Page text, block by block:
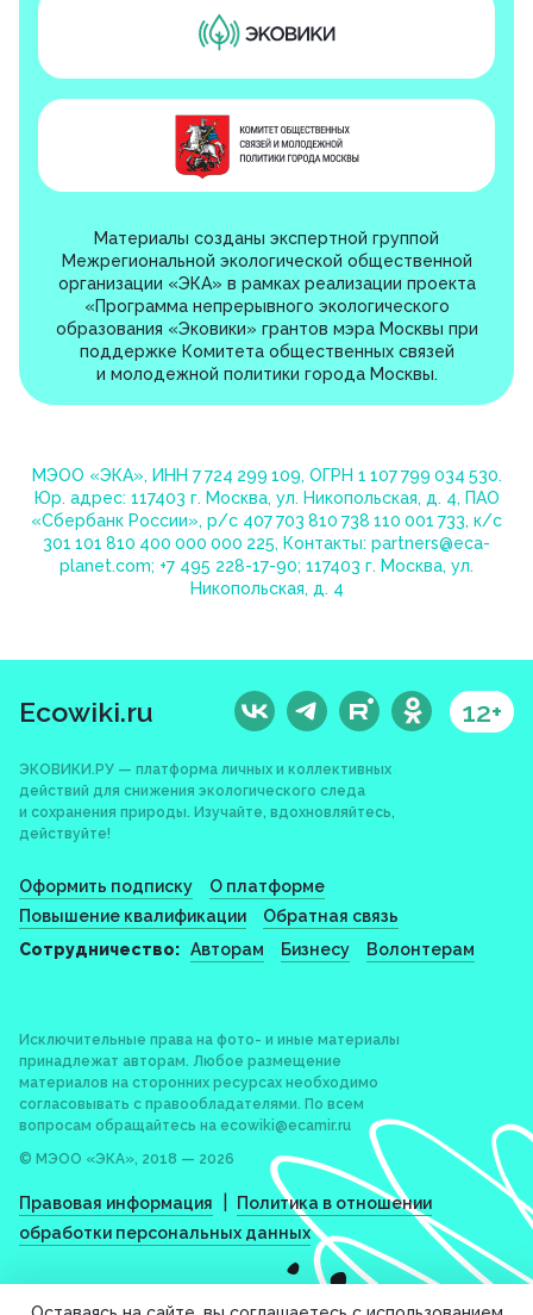
Материалы созданы экспертной группой
Межрегиональной экологической общественной
организации «ЭКА» в рамках реализации проекта
«Программа непрерывного экологического
образования «Эковики» грантов мэра Москвы при
поддержке Комитета общественных связей
и молодежной политики города Москвы.
МЭОО «ЭКА», ИНН 7 724 299 109, ОГРН 1 107 799 034 530.
Юр. адрес: 117403 г. Москва, ул. Никопольская, д. 4, ПАО
«Сбербанк России», р/с 407 703 810 738 110 001 733, к/с
301 101 810 400 000 000 225, Контакты: partners@eca-
planet.com; +7 495 228-17-90; 117403 г. Москва, ул.
Никопольская, д. 4
Ecowiki.ru 12+
ЭКОВИКИ.РУ — платформа личных и коллективных
действий для снижения экологического следа
и сохранения природы. Изучайте, вдохновляйтесь,
действуйте!
Оформить подписку
О платформе
Повышение квалификации
Обратная связь
Сотрудничество: Авторам Бизнесу Волонтерам
Исключительные права на фото- и иные материалы
принадлежат авторам. Любое размещение
материалов на сторонних ресурсах необходимо
согласовывать с правообладателями. По всем
вопросам обращайтесь на ecowiki@ecamir.ru
© МЭОО «ЭКА», 2018 — 2026
Правовая информация
Политика в отношении
обработки персональных данных